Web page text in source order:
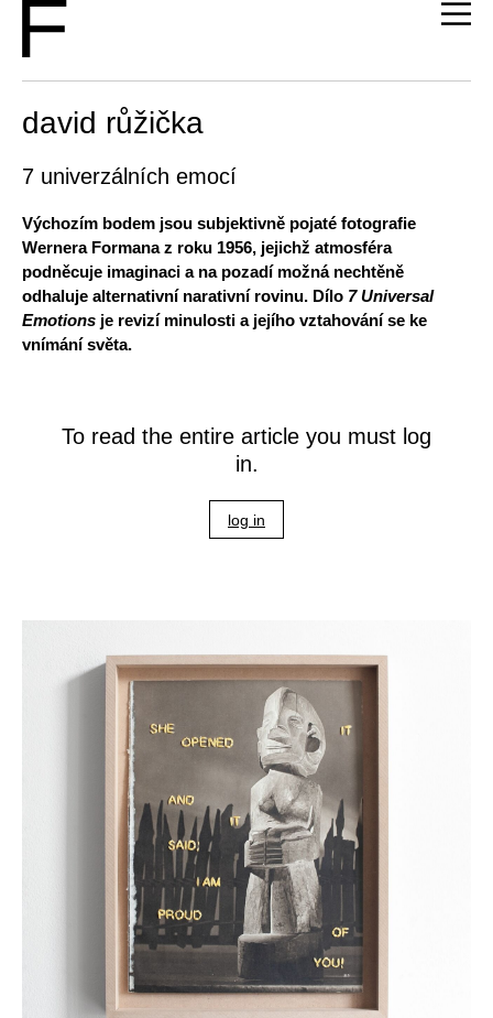
david růžička
7 univerzálních emocí
Výchozím bodem jsou subjektivně pojaté fotografie
Wernera Formana z roku 1956, jejichž atmosféra
podněcuje imaginaci a na pozadí možná nechtěně
odhaluje alternativní narativní rovinu. Dílo 7 Universal
Emotions je revizí minulosti a jejího vztahování se ke
vnímání světa.
To read the entire article you must log
in.
log in